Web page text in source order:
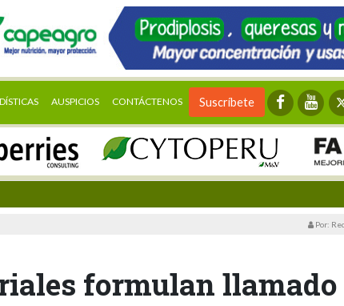
AUSPICIOS CONTÁCTENOS Suscríbete
Por:
formulan llamado